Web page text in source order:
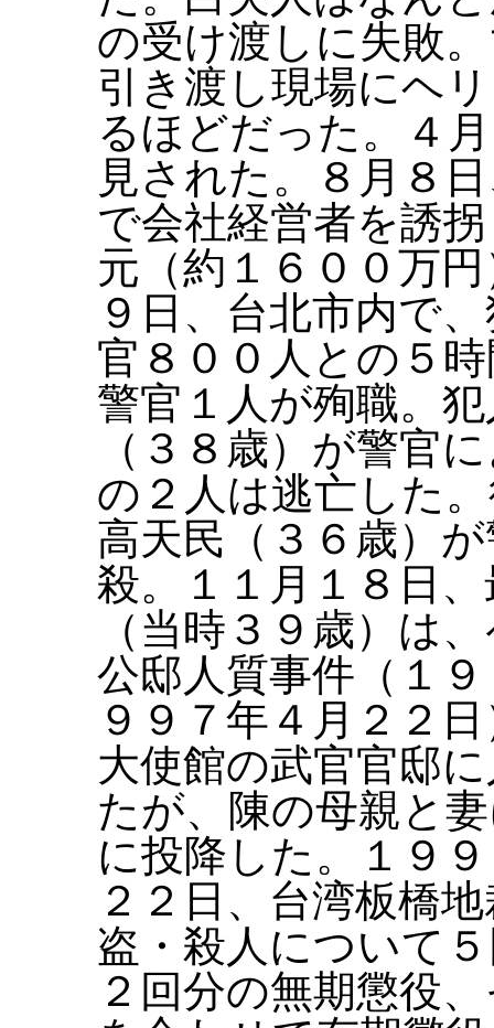
の受け渡しに失敗
引き渡し現場にヘ
るほどだった。４
見された。８月８
で会社経営者を誘
元（約１６００万
９日、台北市内で
官８００人との５
警官１人が殉職。
（３８歳）が警官
の２人は逃亡した
高天民（３６歳）
殺。１１月１８日
（当時３９歳）は
公邸人質事件（１
９９７年４月２２
大使館の武官官邸
たが、陳の母親と
に投降した。１９
２２日、台湾板橋
盗・殺人について
２回分の無期懲役